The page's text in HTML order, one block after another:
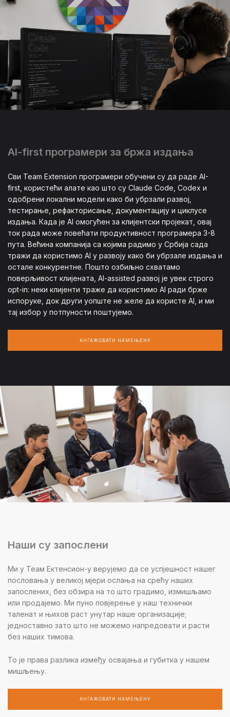
AI-first програмери за бржа издања
Сви Team Extension програмери обучени су да раде AI-
first, користећи алате као што су Claude Code, Codex и
одобрени локални модели како би убрзали развој,
тестирање, рефакторисање, документацију и циклусе
издања. Када је AI омогућен за клијентски пројекат, овај
ток рада може повећати продуктивност програмера 3-8
пута. Већина компанија са којима радимо у Србија сада
тражи да користимо AI у развоју како би убрзале издања и
остале конкурентне. Пошто озбиљно схватамо
поверљивост клијената, AI-assisted развој је увек строго
opt-in: неки клијенти траже да користимо AI ради брже
испоруке, док други уопште не желе да користе AI, и ми
тај избор у потпуности поштујемо.
АНГАЖОВАТИ НАМЕЊЕНУ
Наши су запослени
Ми у Теам Ектенсион-у верујемо да се успјешност нашег
пословања у великој мјери ослања на срећу наших
запослених, без обзира на то што градимо, измишљамо
или продајемо. Ми пуно повјерење у наш технички
таленат и њихов раст унутар наше организације;
једноставно зато што не можемо напредовати и расти
без наших тимова.
То је права разлика између освајања и губитка у нашем
мишљењу.
АНГАЖОВАТИ НАМЕЊЕНУ